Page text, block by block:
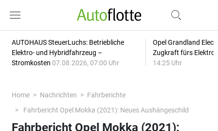
AUTOHAUS SteuerLuchs: Betriebliche
Elektro- und Hybridfahrzeug –
Stromkosten 07.08.2026, 07:00 Uhr
Opel Grandland
Zugkraft fürs
14:25 Uhr
Home Nachrichten
Fahrberichte
Fahrbericht Opel Mokka (2021): Neues Aushängeschild
Fahrbericht Opel Mokka (2021):